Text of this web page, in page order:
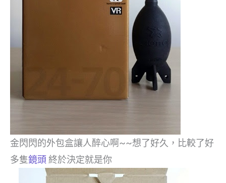
金閃閃的外包盒讓人醉心啊~~想了好久，比較了好
多隻鏡頭 終於決定就是你